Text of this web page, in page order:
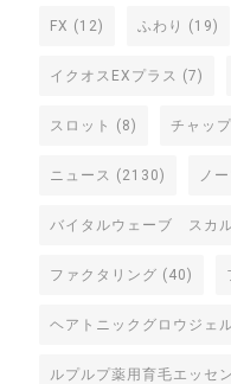
FX (12) ふわり (19)
イクオスEXプラス (7)
スロット (8) チャッ
ニュース (2130) ノ
バイタルウェーブ スカ
ファクタリング (40)
ヘアトニックグロウジェ
ルプルプ薬用育毛エッセ